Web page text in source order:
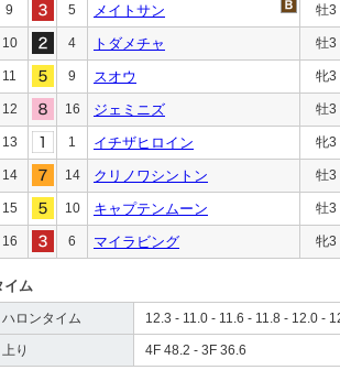
9 5 メイトサン 牡3
10 4 トダメチャ 牡3
11 9 スオウ 牝3
12 16 ジェミニズ 牡3
13 1 イチザヒロイン 牝3
14 14 クリノワシントン 牡3
15 10 キャプテンムーン 牡3
16 6 マイラビング 牝3
イム
ハロンタイム 12.3 - 11.0 - 11.6 - 11.8 - 12.0 -
上り 4F 48.2 - 3F 36.6